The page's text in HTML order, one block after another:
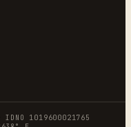
IDNO 1019600021765